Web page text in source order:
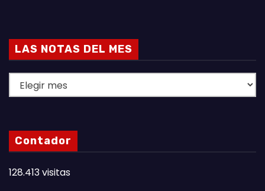
LAS NOTAS DEL MES
A
N
O
A
Contador
128.413 visitas